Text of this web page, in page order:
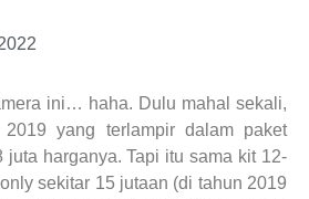
ini… haha. Dulu mahal sekali,
yang terlampir dalam paket
juta harganya. Tapi itu sama kit 12-
sekitar 15 jutaan (di tahun 2019